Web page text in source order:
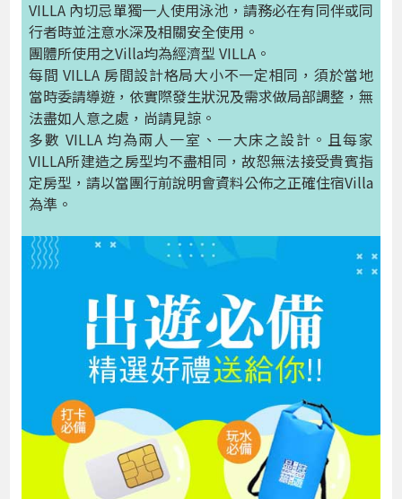
VILLA 內切忌單獨一人使用泳池，請務必在有同伴或同
行者時並注意水深及相關安全使用。
團體所使用之Villa均為經濟型 VILLA。
每間 VILLA 房間設計格局大小不一定相同，須於當地
當時委請導遊，依實際發生狀況及需求做局部調整，無
法盡如人意之處，尚請見諒。
多數 VILLA 均為兩人一室、一大床之設計。且每家
VILLA所建造之房型均不盡相同，故恕無法接受貴賓指
定房型，請以當團行前說明會資料公佈之正確住宿Villa
為準。